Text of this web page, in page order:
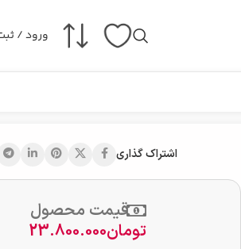
ورود /
اشتراک گذاری
قیمت محصول
تومان23.800.000